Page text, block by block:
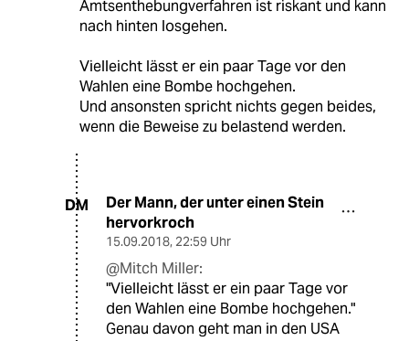
Amtsenthebungverfahren ist riskant und kann
nach hinten losgehen.
Vielleicht lässt er ein paar Tage vor den
Wahlen eine Bombe hochgehen.
Und ansonsten spricht nichts gegen beides,
wenn die Beweise zu belastend werden.
DM
Der Mann, der unter einen Stein
hervorkroch
15.09.2018, 22:59 Uhr
@Mitch Miller:
"Vielleicht lässt er ein paar Tage vor
den Wahlen eine Bombe hochgehen."
Genau davon geht man in den USA